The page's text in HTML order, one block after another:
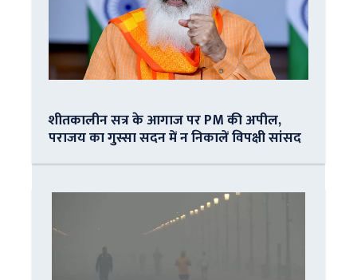
शीतकालीन सत्र के आगाज पर PM की अपील,
पराजय का गुस्सा सदन में न निकालें विपक्षी सांसद